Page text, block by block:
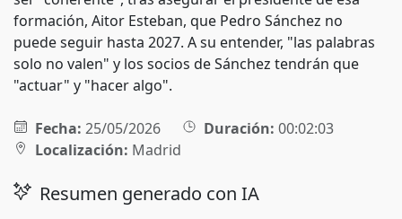
formación, Aitor Esteban, que Pedro Sánchez no
puede seguir hasta 2027. A su entender, "las palabras
solo no valen" y los socios de Sánchez tendrán que
"actuar" y "hacer algo".
Fecha: 25/05/2026 Duración: 00:02:03
Localización: Madrid
Resumen generado con IA